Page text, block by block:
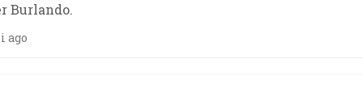
Burlando.
ago